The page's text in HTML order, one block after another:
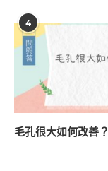
4
毛孔很大如何改善？